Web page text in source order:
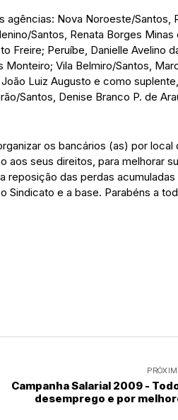
Nova Noroeste/Santos,
Santos, Renata Borges Minas
Freire; Peruíbe, Danielle Avelino
Monteiro; Vila Belmiro/Santos,
Luiz Augusto e como
Santos, Denise Branco P. de
os bancários (as) por local
aos seus direitos, para melhorar
das perdas
Sindicato e a base. Parabéns a
Campanha Salarial 2009 -
desemprego e por